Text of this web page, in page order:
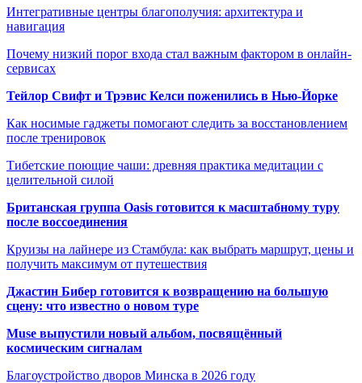
Интегративные центры благополучия: архитектура и
навигация
Почему низкий порог входа стал важным фактором в онлайн-
сервисах
Тейлор Свифт и Трэвис Келси поженились в Нью-Йорке
Как носимые гаджеты помогают следить за восстановлением
после тренировок
Тибетские поющие чаши: древняя практика медитации с
целительной силой
Британская группа Oasis готовится к масштабному туру
после воссоединения
Круизы на лайнере из Стамбула: как выбрать маршрут, цены и
получить максимум от путешествия
Джастин Бибер готовится к возвращению на большую
сцену: что известно о новом туре
Muse выпустили новый альбом, посвящённый
космическим сигналам
Благоустройство дворов Минска в 2026 году